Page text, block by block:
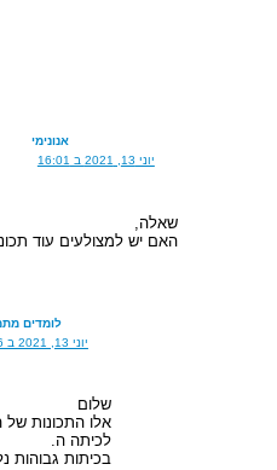
אנונימי
יוני 13, 2021 ב 16:01
שאלה,
האם יש למצולעים עוד
לומדים
יוני 13, 2021 ב 17:36
שלום
אלו התכונות של
לכיתה ה.
בכיתות גבוהות